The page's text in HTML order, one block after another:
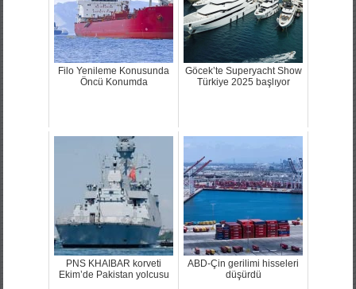
Filo Yenileme Konusunda
Öncü Konumda
Göcek’te Superyacht Show
Türkiye 2025 başlıyor
PNS KHAIBAR korveti
Ekim’de Pakistan yolcusu
ABD-Çin gerilimi hisseleri
düşürdü